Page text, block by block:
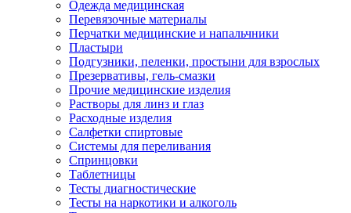
Одежда медицинская
Перевязочные материалы
Перчатки медицинские и напальчники
Пластыри
Подгузники, пеленки, простыни для взрослых
Презервативы, гель-смазки
Прочие медицинские изделия
Растворы для линз и глаз
Расходные изделия
Салфетки спиртовые
Системы для переливания
Спринцовки
Таблетницы
Тесты диагностические
Тесты на наркотики и алкоголь